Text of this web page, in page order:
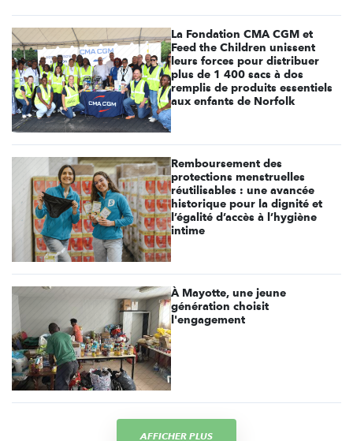
La Fondation CMA CGM et
Feed the Children unissent
leurs forces pour distribuer
plus de 1 400 sacs à dos
remplis de produits essentiels
aux enfants de Norfolk
Remboursement des
protections menstruelles
réutilisables : une avancée
historique pour la dignité et
l’égalité d’accès à l’hygiène
intime
À Mayotte, une jeune
génération choisit
l'engagement
AFFICHER PLUS